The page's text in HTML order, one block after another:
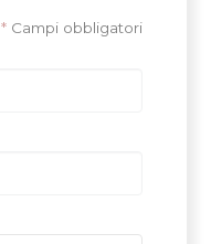
*Campi obbligatori